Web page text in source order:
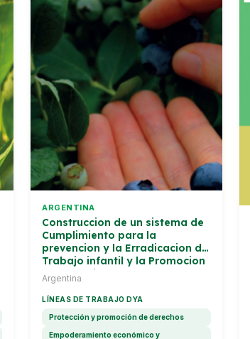
ARGENTINA
Construccion de un sistema de
Cumplimiento para la
prevencion y la Erradicacion del
Trabajo infantil y la Promocion
del Trabajo Adolescente en
Arandano
Argentina
LÍNEAS DE TRABAJO DYA
Protección y promoción de derechos
Empoderamiento económico y